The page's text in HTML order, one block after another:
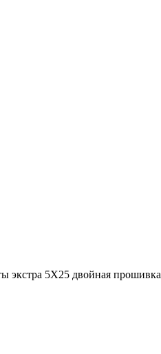
экстра 5Х25 двойная прошивка